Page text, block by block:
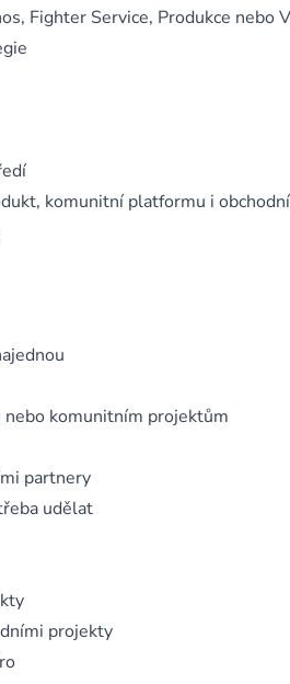
Fighter Service, Produkce nebo
komunitní platformu i
komunitním projektům
partnery
udělat
projekty